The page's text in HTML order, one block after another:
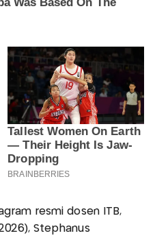
resmi dosen ITB,
Stephanus